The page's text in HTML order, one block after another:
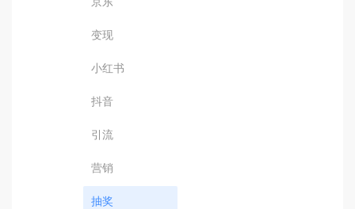
变现
小红书
抖音
引流
营销
抽奖